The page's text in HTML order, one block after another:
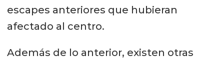
escapes anteriores que hubieran
afectado al centro.
Además de lo anterior, existen otras